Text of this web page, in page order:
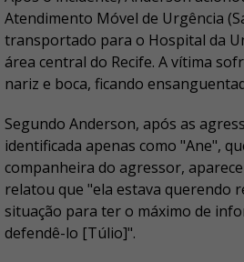
Atendimento Móvel de Urgência
transportado para o Hospital da
área central do Recife. A vítima
nariz e boca, ficando
Segundo Anderson, após as
identificada apenas como "Ane",
companheira do agressor,
relatou que "ela estava querendo
situação para ter o máximo de
defendê-lo [Túlio]".